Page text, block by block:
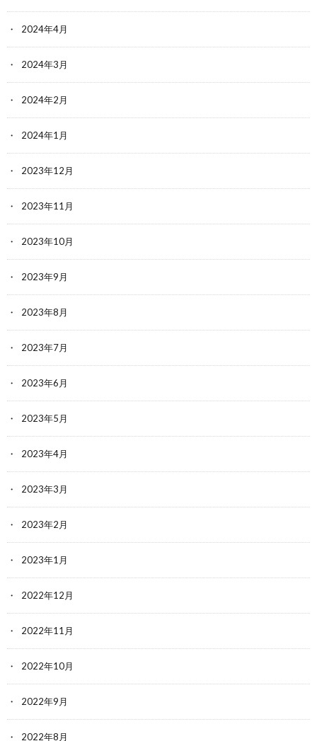
2024年4月
2024年3月
2024年2月
2024年1月
2023年12月
2023年11月
2023年10月
2023年9月
2023年8月
2023年7月
2023年6月
2023年5月
2023年4月
2023年3月
2023年2月
2023年1月
2022年12月
2022年11月
2022年10月
2022年9月
2022年8月